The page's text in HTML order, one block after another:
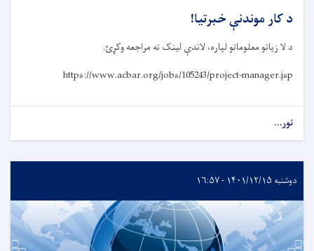
د کار موندنې خبرتیا!
د لا زیاتو معلوماتو لپاره، لاندې لینک ته مراجعه وکړئ.
https://www.acbar.org/jobs/105243/project-manager.jsp
نور...
دوشنبه ۱۴۰۱/۱۲/۱۵ - ۱۶:۵۷